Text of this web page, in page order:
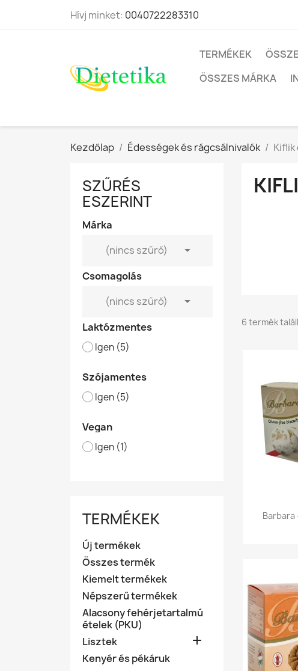
Hívj minket: 0040722283310
TERMÉKEK
ÖSSZES MÁRKA
Kezdőlap Édességek és rágcsálnivalók
SZŰRÉS
ESZERINT
Márka
(nincs szűrő)

Csomagolás
(nincs szűrő)

Laktózmentes
Igen (5)
Szójamentes
Igen (5)
Vegan
Igen (1)
TERMÉKEK
Új termékek
Összes termék
Kiemelt termékek
Népszerű termékek
Alacsony fehérjetartalmú
ételek (PKU)
Lisztek

Kenyér és pékáruk
6 termék
Barbara